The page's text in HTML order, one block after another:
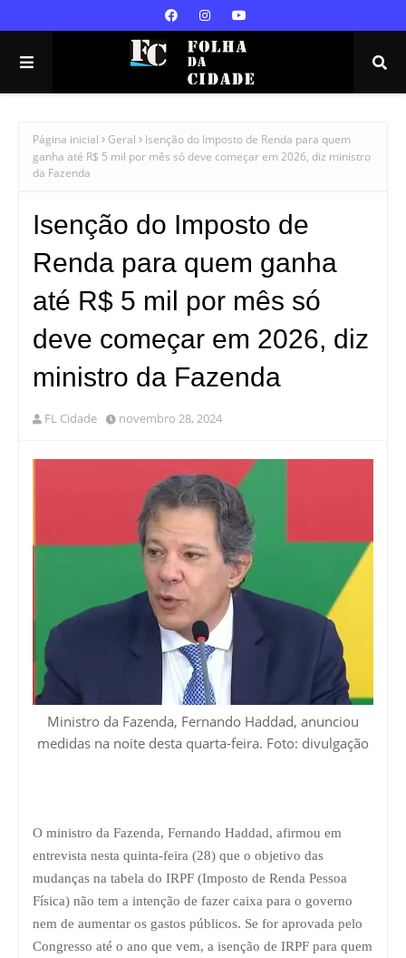
Página inicial Geral
Isenção do Imposto de Renda para quem
ganha até R$ 5 mil por mês só deve começar em 2026, diz ministro
da Fazenda
Isenção do Imposto de
Renda para quem ganha
até R$ 5 mil por mês só
deve começar em 2026, diz
ministro da Fazenda
FL Cidade novembro 28, 2024
Ministro da Fazenda, Fernando Haddad, anunciou
medidas na noite desta quarta-feira. Foto: divulgação
O ministro da Fazenda, Fernando Haddad, afirmou em
entrevista nesta quinta-feira (28) que o objetivo das
mudanças na tabela do IRPF (Imposto de Renda Pessoa
Física) não tem a intenção de fazer caixa para o governo
nem de aumentar os gastos públicos. Se for aprovada pelo
Congresso até o ano que vem, a isenção de IRPF para quem